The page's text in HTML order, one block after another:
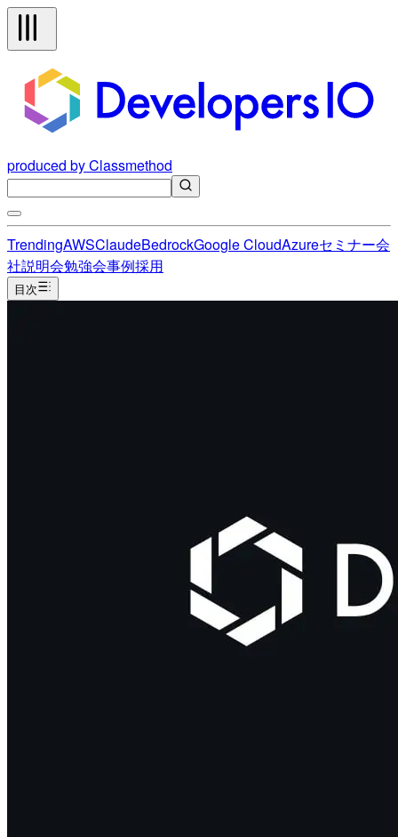
produced by Classmethod
TrendingAWSClaudeBedrockGoogle CloudAzureセミナー会
社説明会勉強会事例採用
目次